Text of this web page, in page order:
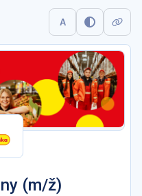
A
(m/ž)